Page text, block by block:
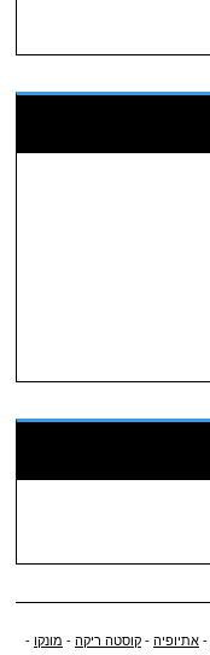
- אתיופיה - קוסטה ריקה - מונקו -